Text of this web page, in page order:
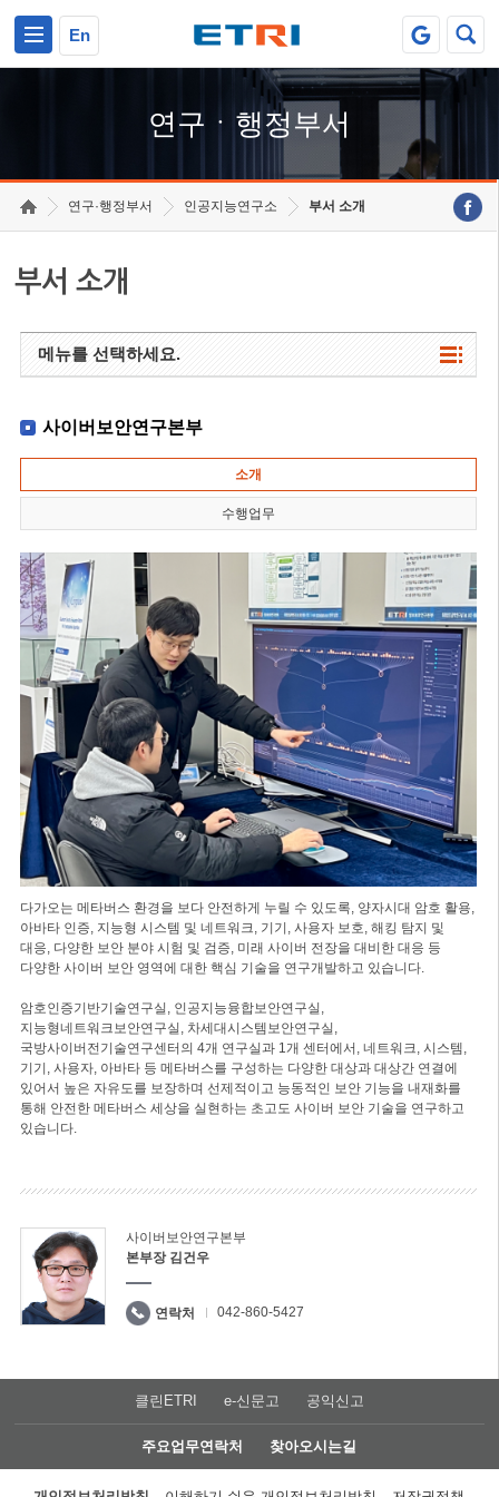
En
연구ㆍ행정부서
연구·행정부서 인공지능연구소 부서 소개
부서 소개
메뉴를 선택하세요.
사이버보안연구본부
소개
수행업무
다가오는 메타버스 환경을 보다 안전하게 누릴 수 있도록, 양자시대 암호 활용,
아바타 인증, 지능형 시스템 및 네트워크, 기기, 사용자 보호, 해킹 탐지 및
대응, 다양한 보안 분야 시험 및 검증, 미래 사이버 전장을 대비한 대응 등
다양한 사이버 보안 영역에 대한 핵심 기술을 연구개발하고 있습니다.
암호인증기반기술연구실, 인공지능융합보안연구실,
지능형네트워크보안연구실, 차세대시스템보안연구실,
국방사이버전기술연구센터의 4개 연구실과 1개 센터에서, 네트워크, 시스템,
기기, 사용자, 아바타 등 메타버스를 구성하는 다양한 대상과 대상간 연결에
있어서 높은 자유도를 보장하며 선제적이고 능동적인 보안 기능을 내재화를
통해 안전한 메타버스 세상을 실현하는 초고도 사이버 보안 기술을 연구하고
있습니다.
사이버보안연구본부
본부장 김건우
연락처 042-860-5427
클린ETRI e-신문고 공익신고
주요업무연락처 찾아오시는길